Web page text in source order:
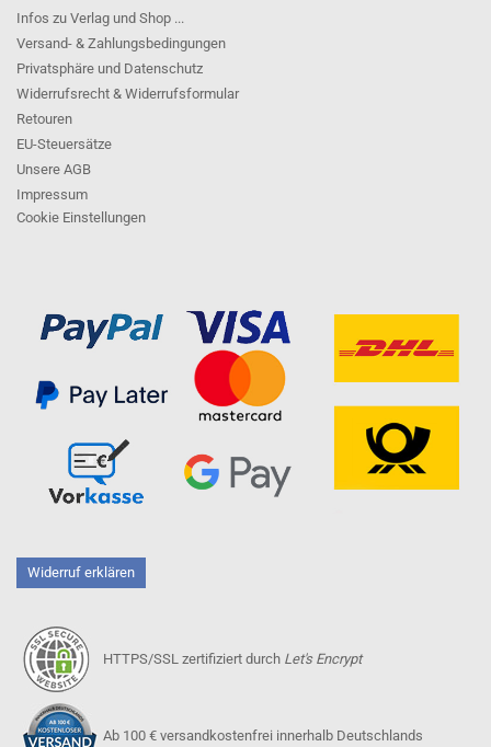
Infos zu Verlag und Shop ...
Versand- & Zahlungsbedingungen
Privatsphäre und Datenschutz
Widerrufsrecht & Widerrufsformular
Retouren
EU-Steuersätze
Unsere AGB
Impressum
Cookie Einstellungen
Widerruf erklären
HTTPS/SSL zertifiziert durch Let's Encrypt
Ab 100 € versandkostenfrei innerhalb Deutschlands